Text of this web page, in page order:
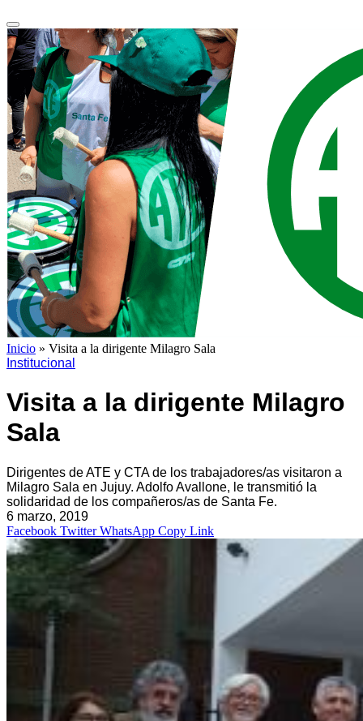
Inicio » Visita a la dirigente Milagro Sala
Institucional
Visita a la dirigente Milagro
Sala
Dirigentes de ATE y CTA de los trabajadores/as visitaron a
Milagro Sala en Jujuy. Adolfo Avallone, le transmitió la
solidaridad de los compañeros/as de Santa Fe.
6 marzo, 2019
Facebook Twitter WhatsApp Copy Link